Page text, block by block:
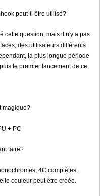
peut-il être utilisé?
cette question, mais il n'y a pas
des utilisateurs différents
la plus longue période
le premier lancement de ce
magique?
+ PC
faire?
4C complètes,
couleur peut être créée.